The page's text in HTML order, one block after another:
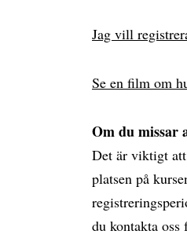
Jag vill
Se en film om
Om du missar
Det är viktigt
platsen på
du kontakta